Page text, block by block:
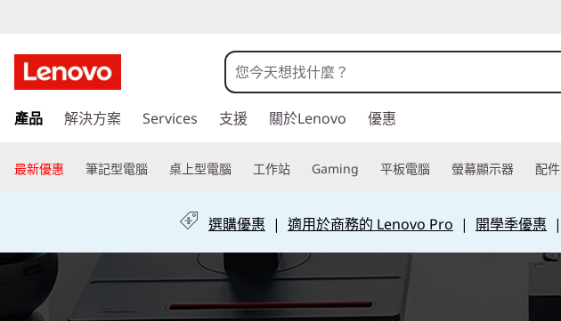
戲
主
和
戲
至
要
產品 解決方案 Services 支援 關於Lenovo 優惠
最新優惠 筆記型電腦 桌上型電腦 工作站 Gaming 平板電腦 螢幕顯示器 配件
選購優惠 | 適用於商務的 Lenovo Pro | 開學季優惠 |